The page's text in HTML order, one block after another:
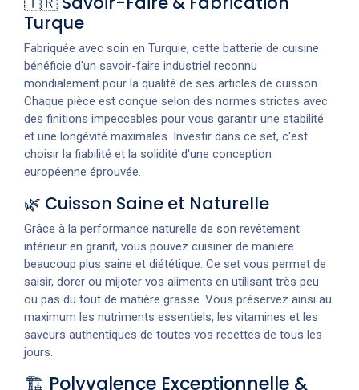
Turque
Fabriquée avec soin en Turquie, cette batterie de cuisine
bénéficie d'un savoir-faire industriel reconnu
mondialement pour la qualité de ses articles de cuisson.
Chaque pièce est conçue selon des normes strictes avec
des finitions impeccables pour vous garantir une stabilité
et une longévité maximales. Investir dans ce set, c'est
choisir la fiabilité et la solidité d'une conception
européenne éprouvée.
🌿 Cuisson Saine et Naturelle
Grâce à la performance naturelle de son revêtement
intérieur en granit, vous pouvez cuisiner de manière
beaucoup plus saine et diététique. Ce set vous permet de
saisir, dorer ou mijoter vos aliments en utilisant très peu
ou pas du tout de matière grasse. Vous préservez ainsi au
maximum les nutriments essentiels, les vitamines et les
saveurs authentiques de toutes vos recettes de tous les
jours.
🏗️ Polyvalence Exceptionnelle &